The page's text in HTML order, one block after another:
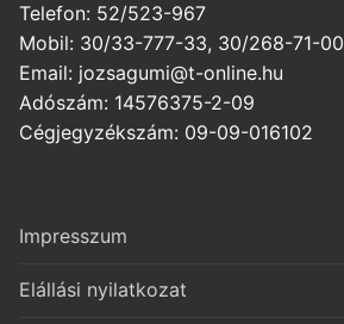
Telefon: 52/523-967
Mobil: 30/33-777-33, 30/268-71-00
Email: jozsagumi@t-online.hu
Adószám: 14576375-2-09
Cégjegyzékszám: 09-09-016102
Impresszum
Elállási nyilatkozat